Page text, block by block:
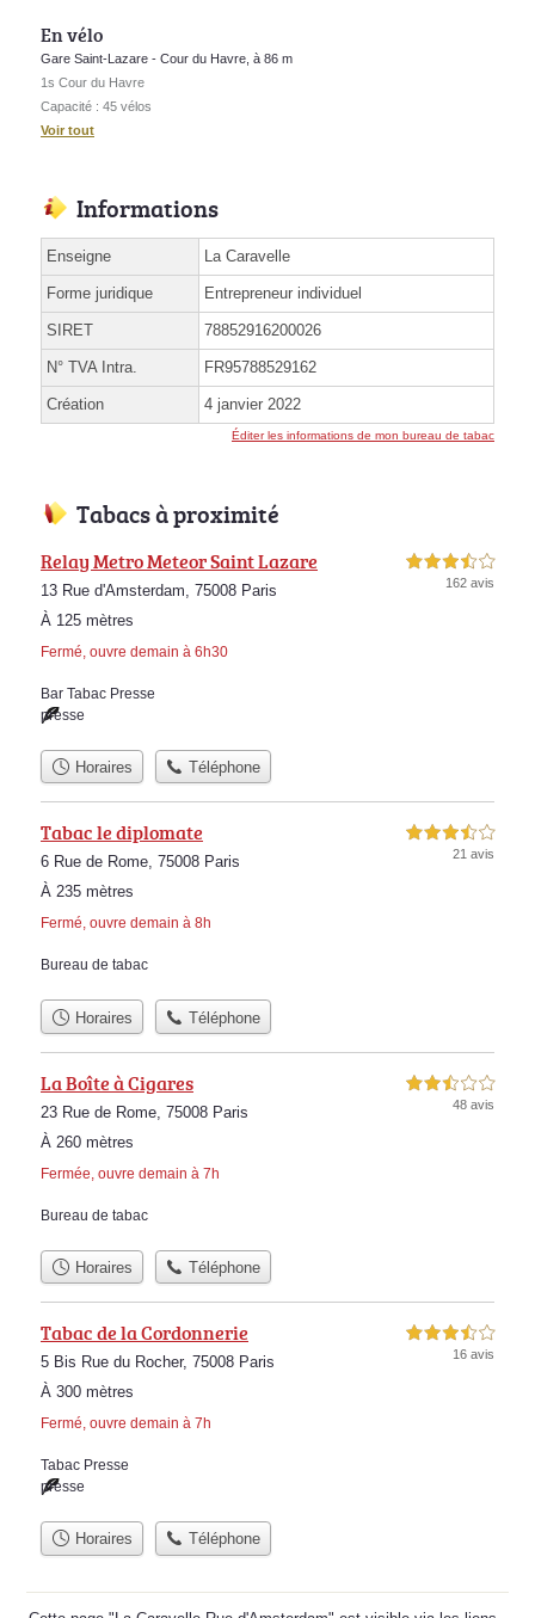
En vélo
Gare Saint-Lazare - Cour du Havre, à 86 m
1s Cour du Havre
Capacité : 45 vélos
Voir tout
Informations
Enseigne La Caravelle
Forme juridique Entrepreneur individuel
SIRET 78852916200026
N° TVA Intra. FR95788529162
Création 4 janvier 2022
Éditer les informations de mon bureau de tabac
Tabacs à proximité
Relay Metro Meteor Saint Lazare
13 Rue d'Amsterdam, 75008 Paris
À 125 mètres
Fermé, ouvre demain à 6h30
3,5 étoiles sur 5
162 avis
Bar Tabac Presse
presse
Horaires Téléphone
Tabac le diplomate
6 Rue de Rome, 75008 Paris
À 235 mètres
Fermé, ouvre demain à 8h
3,5 étoiles sur 5
21 avis
Bureau de tabac
Horaires Téléphone
La Boîte à Cigares
23 Rue de Rome, 75008 Paris
À 260 mètres
Fermée, ouvre demain à 7h
2,5 étoiles sur 5
48 avis
Bureau de tabac
Horaires Téléphone
Tabac de la Cordonnerie
5 Bis Rue du Rocher, 75008 Paris
À 300 mètres
Fermé, ouvre demain à 7h
3,5 étoiles sur 5
16 avis
Tabac Presse
presse
Horaires Téléphone